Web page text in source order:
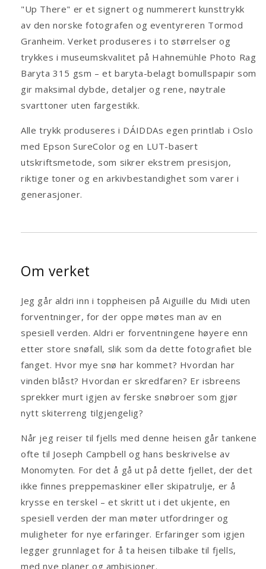
"Up There" er et signert og nummerert kunsttrykk
av den norske fotografen og eventyreren Tormod
Granheim. Verket produseres i to størrelser og
trykkes i museumskvalitet på Hahnemühle Photo Rag
Baryta 315 gsm – et baryta-belagt bomullspapir som
gir maksimal dybde, detaljer og rene, nøytrale
svarttoner uten fargestikk.
Alle trykk produseres i DÁIDDAs egen printlab i Oslo
med Epson SureColor og en LUT-basert
utskriftsmetode, som sikrer ekstrem presisjon,
riktige toner og en arkivbestandighet som varer i
generasjoner.
Om verket
Jeg går aldri inn i toppheisen på Aiguille du Midi uten
forventninger, for der oppe møtes man av en
spesiell verden. Aldri er forventningene høyere enn
etter store snøfall, slik som da dette fotografiet ble
fanget. Hvor mye snø har kommet? Hvordan har
vinden blåst? Hvordan er skredfaren? Er isbreens
sprekker murt igjen av ferske snøbroer som gjør
nytt skiterreng tilgjengelig?
Når jeg reiser til fjells med denne heisen går tankene
ofte til Joseph Campbell og hans beskrivelse av
Monomyten. For det å gå ut på dette fjellet, der det
ikke finnes preppemaskiner eller skipatrulje, er å
krysse en terskel – et skritt ut i det ukjente, en
spesiell verden der man møter utfordringer og
muligheter for nye erfaringer. Erfaringer som igjen
legger grunnlaget for å ta heisen tilbake til fjells,
med nye planer og ambisjoner.